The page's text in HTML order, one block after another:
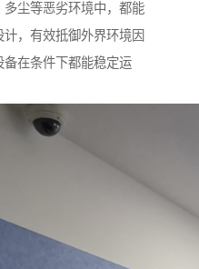
尘等恶劣环境中，都能
，有效抵御外界环境因
在条件下都能稳定运